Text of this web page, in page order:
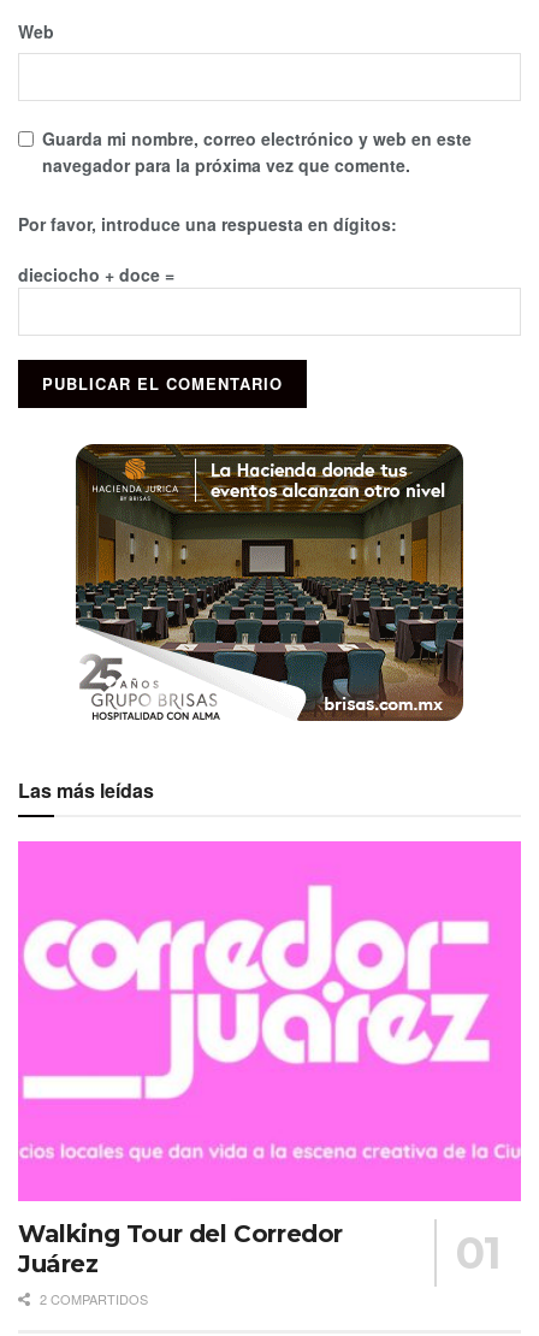
Web
Guarda mi nombre, correo electrónico y web en este
navegador para la próxima vez que comente.
Por favor, introduce una respuesta en dígitos:
dieciocho + doce =
Las más leídas
Walking Tour del Corredor
Juárez
2 COMPARTIDOS